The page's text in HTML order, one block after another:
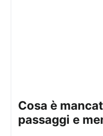
cosa è mancato: seconde palle,
passaggi e